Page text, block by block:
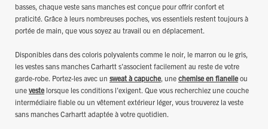
basses, chaque veste sans manches est conçue pour offrir confort et
praticité. Grâce à leurs nombreuses poches, vos essentiels restent toujours à
portée de main, que vous soyez au travail ou en déplacement.
Disponibles dans des coloris polyvalents comme le noir, le marron ou le gris,
les vestes sans manches Carhartt s'associent facilement au reste de votre
garde-robe. Portez-les avec un sweat à capuche, une chemise en flanelleou
une vestelorsque les conditions l'exigent. Que vous recherchiez une couche
intermédiaire fiable ou un vêtement extérieur léger, vous trouverez la veste
sans manches Carhartt adaptée à votre quotidien.